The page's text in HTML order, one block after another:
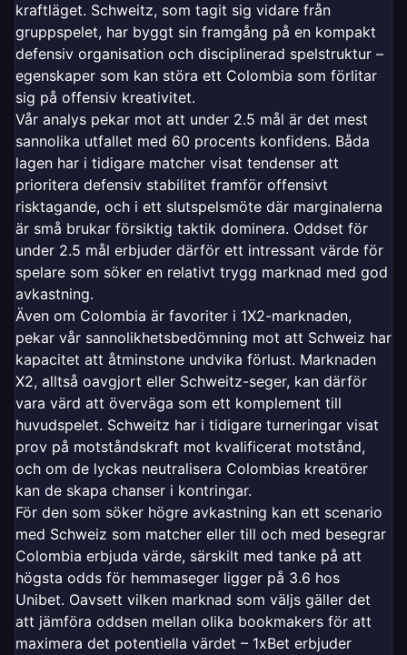
kraftläget. Schweitz, som tagit sig vidare från
gruppspelet, har byggt sin framgång på en kompakt
defensiv organisation och disciplinerad spelstruktur –
egenskaper som kan störa ett Colombia som förlitar
sig på offensiv kreativitet.
Vår analys pekar mot att under 2.5 mål är det mest
sannolika utfallet med 60 procents konfidens. Båda
lagen har i tidigare matcher visat tendenser att
prioritera defensiv stabilitet framför offensivt
risktagande, och i ett slutspelsmöte där marginalerna
är små brukar försiktig taktik dominera. Oddset för
under 2.5 mål erbjuder därför ett intressant värde för
spelare som söker en relativt trygg marknad med god
avkastning.
Även om Colombia är favoriter i 1X2-marknaden,
pekar vår sannolikhetsbedömning mot att Schweiz har
kapacitet att åtminstone undvika förlust. Marknaden
X2, alltså oavgjort eller Schweitz-seger, kan därför
vara värd att överväga som ett komplement till
huvudspelet. Schweitz har i tidigare turneringar visat
prov på motståndskraft mot kvalificerat motstånd,
och om de lyckas neutralisera Colombias kreatörer
kan de skapa chanser i kontringar.
För den som söker högre avkastning kan ett scenario
med Schweiz som matcher eller till och med besegrar
Colombia erbjuda värde, särskilt med tanke på att
högsta odds för hemmaseger ligger på 3.6 hos
Unibet. Oavsett vilken marknad som väljs gäller det
att jämföra oddsen mellan olika bookmakers för att
maximera det potentiella värdet – 1xBet erbjuder